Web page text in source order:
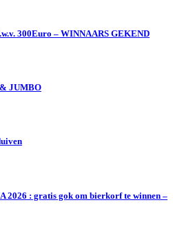
300Euro – WINNAARS GEKEND
JUMBO
2026 : gratis gok om bierkorf te winnen –